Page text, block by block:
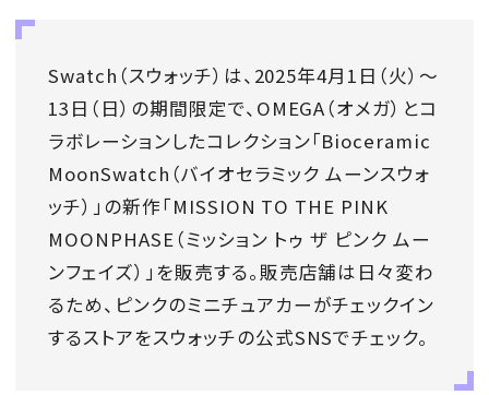
WEDDING
FORTUNE
SDGs
MAGAZINE
Swatch（スウォッチ）は、2025年4月1日（火）〜
13日（日）の期間限定で、OMEGA（オメガ）とコ
ラボレーションしたコレクション「Bioceramic
MoonSwatch（バイオセラミック ムーンスウォ
ッチ）」の新作「MISSION TO THE PINK
MOONPHASE（ミッション トゥ ザ ピンク ムー
ンフェイズ）」を販売する。販売店舗は日々変わ
るため、ピンクのミニチュアカーがチェックイン
するストアをスウォッチの公式SNSでチェック。